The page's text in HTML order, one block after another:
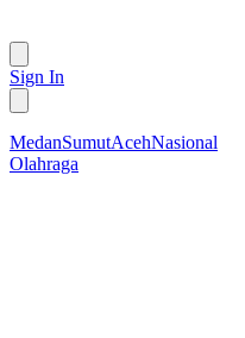
Sign In
MedanSumutAcehNasional
Olahraga